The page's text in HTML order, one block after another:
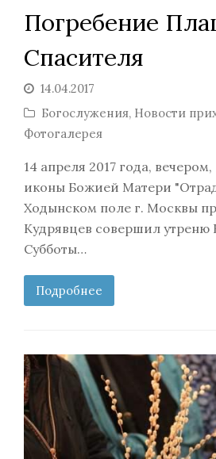
Погребение
Спасителя
14.04.2017
Богослужения, Новости
Фотогалерея
14 апреля 2017 года,
иконы Божией Матери
Ходынском поле г. Москвы
Кудрявцев совершил утреню
Субботы…
Подробнее